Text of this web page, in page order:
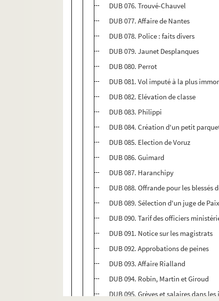
DUB 076. Trouvé-Chauvel
DUB 077. Affaire de Nantes
DUB 078. Police : faits divers
DUB 079. Jaunet Desplanques
DUB 080. Perrot
DUB 081. Vol imputé à la plus
DUB 082. Elévation de classe
DUB 083. Philippi
DUB 084. Création d'un petit
DUB 085. Election de Voruz
DUB 086. Guimard
DUB 087. Haranchipy
DUB 088. Offrande pour les blessés
DUB 089. Sélection d'un juge de
DUB 090. Tarif des officiers
DUB 091. Notice sur les magistrats
DUB 092. Approbations de peines
DUB 093. Affaire Rialland
DUB 094. Robin, Martin et Giroud
DUB 095. Grèves et salaires dans